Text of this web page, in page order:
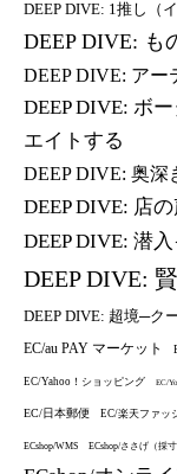
DEEP DIVE: 1推し（
DEEP DIVE: も
DEEP DIVE: アー
DEEP DIVE: ボ
エイトする
DEEP DIVE: 奥
DEEP DIVE: 店
DEEP DIVE: 潜
DEEP DIVE:
DEEP DIVE: 超境─ク
EC/au PAY マーケット
EC/Yahoo！ショッピング EC/
EC/日本郵便 EC/楽天ファッ
ECshop/WMS ECshop/ささげ（採